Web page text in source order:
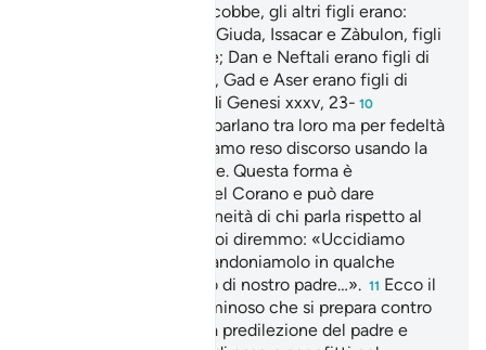
moglie preferita di Giacobbe, gli altri figli erano:
Ruben, Simeone, Levi, Giuda, Issacar e Zàbulon, figli
di Lia sorella di Rachele; Dan e Neftali erano figli di
Baia (serva di Rachele), Gad e Aser erano figli di
Zelfa (serva di Lia): vedi Genesi xxxv, 23- 10
«Uccidete…»: i fratelli parlano tra loro ma per fedeltà
allo stile coranico abbiamo reso discorso usando la
seconda persona plurale. Questa forma è
comunemente usata nel Corano e può dare
l’impressione dell’estraneità di chi parla rispetto al
gruppo cui si rivolge. Noi diremmo: «Uccidiamo
Giuseppe. Oppure abbandoniamolo in qualche
contrada, sì che il volto di nostro padre…». 11 Ecco il
movente del gesto criminoso che si prepara contro
Giuseppe, invidia per la predilezione del padre e